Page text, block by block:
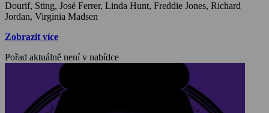
Dourif, Sting, José Ferrer, Linda Hunt, Freddie Jones, Richard
Jordan, Virginia Madsen
Zobrazit více
Pořad aktuálně není v nabídce